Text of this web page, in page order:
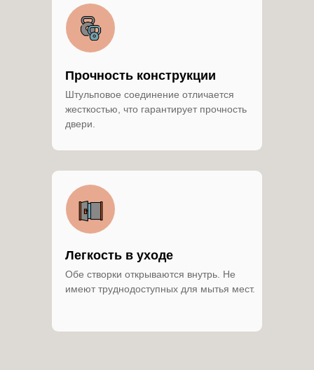
Прочность конструкции
Штульповое соединение отличается
жесткостью, что гарантирует прочность
двери.
Легкость в уходе
Обе створки открываются внутрь. Не
имеют труднодоступных для мытья мест.